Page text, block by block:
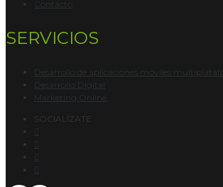
Contacto
SERVICIOS
Desarrollo de aplicaciones móviles
Desarrollo Digital
Marketing Online
SOCIALÍZATE